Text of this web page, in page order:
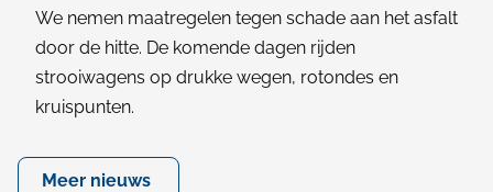
We nemen maatregelen tegen schade aan het asfalt
door de hitte. De komende dagen rijden
strooiwagens op drukke wegen, rotondes en
kruispunten.
Meer nieuws